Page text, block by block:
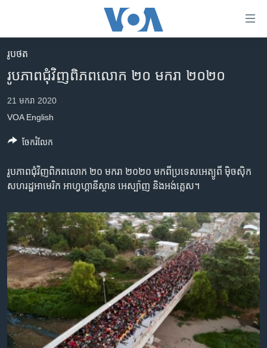
គេហទំព័រ​
រំលង​
និង​
ទំព័រ​
តែ​
ម្តង
និង​
ចូល​
ទំព័រ​
រចនា
សម្ព័ន្ធ​
រំលង​
និង​
ចូល​
ទៅ​
កម្ពុជា
អន្តរជាតិ
អាមេរិក
ហេឡូវីអូអេ
កម្ពុជាច្នៃប្រតិដ្ឋ
ព្រឹត្តិការណ៍ព័ត៌មាន
ទូរទស្សន៍ / វីដេអូ​
វិទ្យុ / ផតខាសថ៍
កម្មវិធីទាំងអស់
Khmer English
បណ្តាញ​សង្គម
រូបថត
រូបភាពជុំវិញពិភពលោក ២០ មករា ២០២០
21 មករា 2020
VOA English
រូបភាពជុំវិញពិភពលោក ២០ មករា ២០២០ មក​ពី​ប្រទេសអេត្យូពី ម៉ិចស៊ិក
សហរដ្ឋអាមេរិក អាហ្វហ្គានីស្ថាន អេស្ប៉ាញ និងអង់គ្លេស។
ចែករំលែក